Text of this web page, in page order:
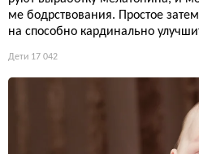
ме бодрствования. Простое
на способно кардинально
Дети 17 042